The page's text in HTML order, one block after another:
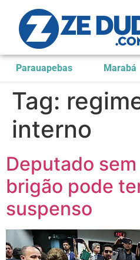
Parauapebas Marabá
Tag:
interno
Deputado
brigão pode
suspenso